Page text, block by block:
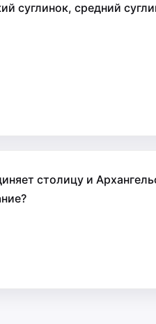
суглинок, средний
столицу и